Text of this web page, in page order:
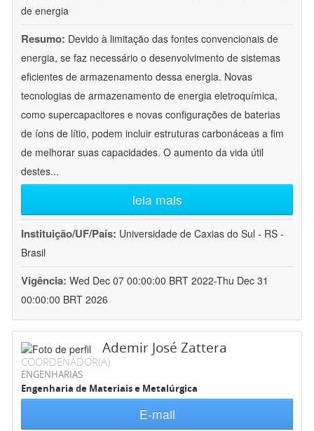
de energia
Resumo: Devido à limitação das fontes convencionais de
energia, se faz necessário o desenvolvimento de sistemas
eficientes de armazenamento dessa energia. Novas
tecnologias de armazenamento de energia eletroquímica,
como supercapacitores e novas configurações de baterias
de íons de lítio, podem incluir estruturas carbonáceas a fim
de melhorar suas capacidades. O aumento da vida útil
destes...
leia mais
Instituição/UF/País: Universidade de Caxias do Sul - RS -
Brasil
Vigência: Wed Dec 07 00:00:00 BRT 2022-Thu Dec 31
00:00:00 BRT 2026
Ademir José Zattera
COORDENADOR(A)
ENGENHARIAS
Engenharia de Materiais e Metalúrgica
E-mail